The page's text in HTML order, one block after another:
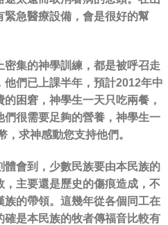
緊急醫療設備，會是很好的幫
密集的神學訓練，都是被呼召走
們已上課半年，預計2012年中
困窘，神學生一天只吃兩餐，
們很需要足夠的營養，神學生一
求神感動您支持他們。
會到，少數民族要由本民族的
，主要還是歷史的傷痕造成，不
的帶領。這幾年從各個同工在
是本民族的牧者傳福音比較有